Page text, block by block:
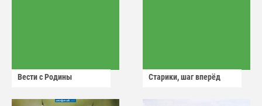
Вести с Родины Старики, шаг вперёд